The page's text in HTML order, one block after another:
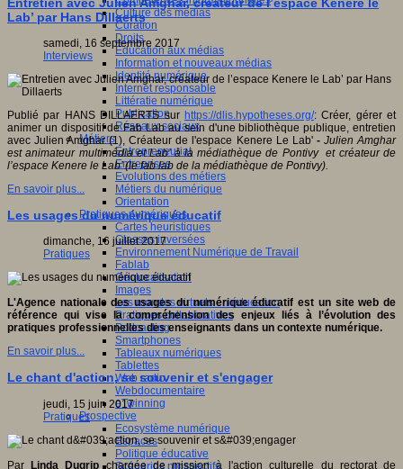
Culture des médias
Curation
Droits
Education aux médias
Information et nouveaux médias
Identité numérique
Internet responsable
Littératie numérique
Publication
Réseaux sociaux
Métiers
Entrepreneuriat
Entreprises
Evolutions des métiers
Métiers du numérique
Orientation
Pratiques numériques
Cartes heuristiques
Classes inversées
Environnement Numérique de Travail
Fablab
Géolocalisation
Images
Les mondes virtuels en éducation
Pratiques collaboratives
Podcasting
Smartphones
Tableaux numériques
Tablettes
Web radio
Webdocumentaire
eTwinning
Prospective
Ecosystème numérique
Espaces
Politique éducative
Scénarios prospectifs
Entretien avec Julien Amghar, créateur de l’espace Kenere le
Lab’ par Hans Dillaerts
samedi, 16 septembre 2017
Interviews
Publié par HANS DILLAERTS sur https://dlis.hypotheses.org/: Créer, gérer et
animer un dispositif de Fab Lab au sein d'une bibliothèque publique, entretien
avec Julien Amghar (1), Créateur de l'espace Kenere Le Lab'- Julien Amghar
est animateur multimédia et Lab’ à la médiathèque de Pontivy et créateur de
l’espace Kenere le Lab’ (le fab lab de la médiathèque de Pontivy).
En savoir plus...
Les usages du numérique éducatif
dimanche, 16 juillet 2017
Pratiques
L'Agence nationale des usages du numérique éducatif est un site web de
référence qui vise la compréhension des enjeux liés à l’évolution des
pratiques professionnelles des enseignants dans un contexte numérique.
En savoir plus...
Le chant d'action, se souvenir et s'engager
jeudi, 15 juin 2017
Pratiques
Par Linda Dugrip chargée de mission à l'action culturelle du rectorat de